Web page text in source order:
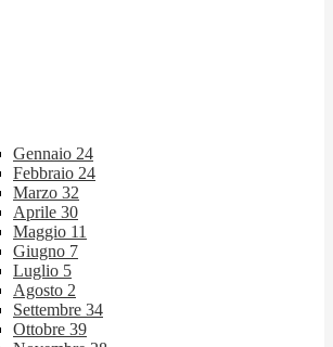
Gennaio 24
Febbraio 24
Marzo 32
Aprile 30
Maggio 11
Giugno 7
Luglio 5
Agosto 2
Settembre 34
Ottobre 39